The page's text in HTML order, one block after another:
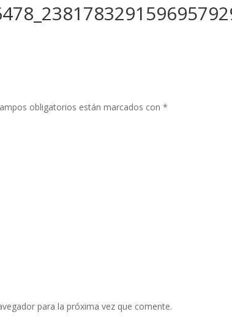
obligatorios están marcados con*
para la próxima vez que comente.